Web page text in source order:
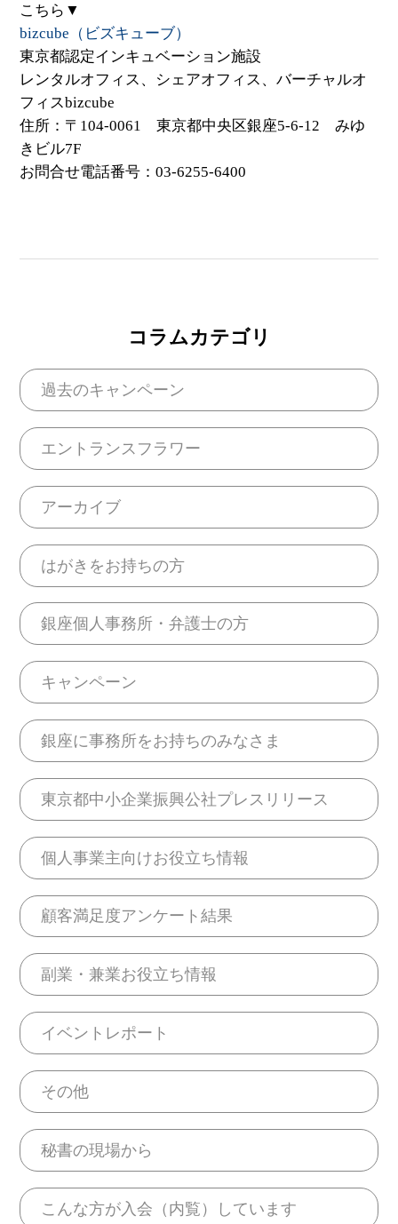
こちら▼
bizcube（ビズキューブ）
東京都認定インキュベーション施設
レンタルオフィス、シェアオフィス、バーチャルオ
フィスbizcube
住所：〒104-0061 東京都中央区銀座5-6-12 みゆ
きビル7F
お問合せ電話番号：03-6255-6400
コラムカテゴリ
過去のキャンペーン
エントランスフラワー
アーカイブ
はがきをお持ちの方
銀座個人事務所・弁護士の方
キャンペーン
銀座に事務所をお持ちのみなさま
東京都中小企業振興公社プレスリリース
個人事業主向けお役立ち情報
顧客満足度アンケート結果
副業・兼業お役立ち情報
イベントレポート
その他
秘書の現場から
こんな方が入会（内覧）しています